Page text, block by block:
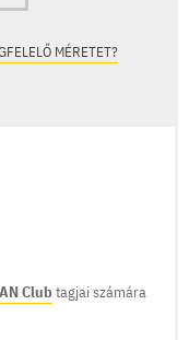
MÉRETET?
Clubtagjai számára